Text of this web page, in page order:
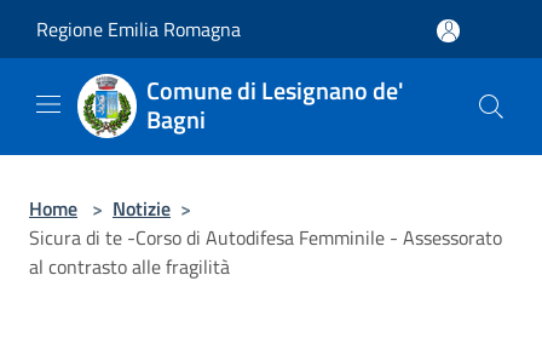
Regione Emilia Romagna
Comune di Lesignano de'
Bagni
Home > Notizie >
Sicura di te -Corso di Autodifesa Femminile - Assessorato
al contrasto alle fragilità